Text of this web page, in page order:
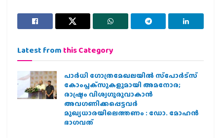
Latest from this Category
പാര്‍ധി ഗോത്രമേഖലയില്‍ സ്‌പോര്‍ട്‌സ്
കോംപ്ലക്‌സുകളുമായി അമനോര;
രാഷ്ട്രം വിശ്വഗുരുവാകാന്‍
അവഗണിക്കപ്പെട്ടവര്‍
മുഖ്യധാരയിലെത്തണം : ഡോ. മോഹന്‍
ഭാഗവത്